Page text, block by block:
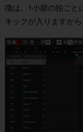
徴は、1小節の拍ごと
キックが入りますか